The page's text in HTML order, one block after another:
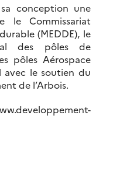
conception une
le Commissariat
(MEDDE), le
des pôles de
pôles Aérospace
avec le soutien du
de l’Arbois.